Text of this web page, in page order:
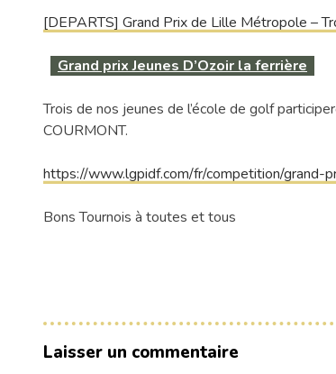
[DEPARTS] Grand Prix de Lille Métropole –
Grand prix Jeunes D’Ozoir la ferrière
Trois de nos jeunes de l’école de golf
COURMONT.
https://www.lgpidf.com/fr/competition/
Bons Tournois à toutes et tous
Laisser un commentaire